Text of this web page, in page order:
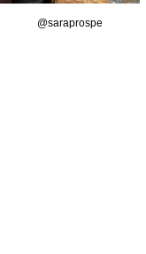
@saraprospe